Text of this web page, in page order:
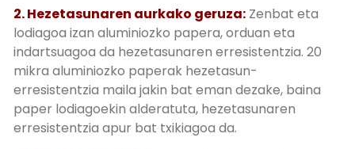
2. Hezetasunaren aurkako geruza: Zenbat eta
lodiagoa izan aluminiozko papera, orduan eta
indartsuagoa da hezetasunaren erresistentzia. 20
mikra aluminiozko paperak hezetasun-
erresistentzia maila jakin bat eman dezake, baina
paper lodiagoekin alderatuta, hezetasunaren
erresistentzia apur bat txikiagoa da.